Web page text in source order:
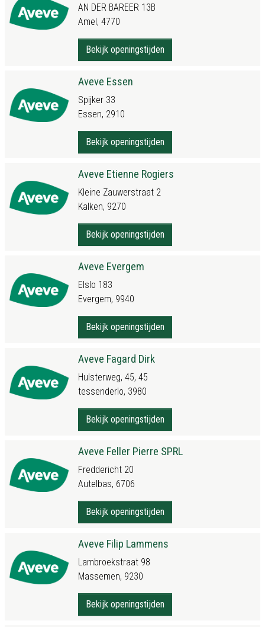
AN DER BAREER 13B
Amel, 4770
Bekijk openingstijden
Aveve Essen
Spijker 33
Essen, 2910
Bekijk openingstijden
Aveve Etienne Rogiers
Kleine Zauwerstraat 2
Kalken, 9270
Bekijk openingstijden
Aveve Evergem
Elslo 183
Evergem, 9940
Bekijk openingstijden
Aveve Fagard Dirk
Hulsterweg, 45, 45
tessenderlo, 3980
Bekijk openingstijden
Aveve Feller Pierre SPRL
Freddericht 20
Autelbas, 6706
Bekijk openingstijden
Aveve Filip Lammens
Lambroekstraat 98
Massemen, 9230
Bekijk openingstijden